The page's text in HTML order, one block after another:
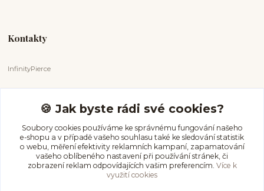
Kontakty
InfinityPierce
+420 731 681 038
(Po-Ne, 9-18 hod.)
info@infinitypierce.cz
🍪 Jak byste rádi své cookies?
Soubory cookies používáme ke správnému fungování našeho
e-shopu a v případě vašeho souhlasu také ke sledování statistik
o webu, měření efektivity reklamních kampaní, zapamatování
vašeho oblíbeného nastavení při používání stránek, či
zobrazení reklam odpovídajících vašim preferencím. Více k
využití cookies